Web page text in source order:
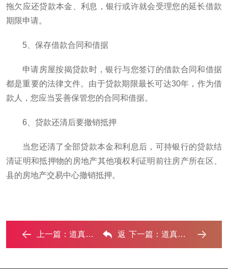
拖欠应还贷款本金、利息，银行或许就会受理您的延长借款
期限申请。
5、保存借款合同和借据
申请房屋按揭贷款时，银行与您签订的借款合同和借据
都是重要的法律文件。由于贷款期限最长可达30年，作为借
款人，您应当妥善保管您的合同和借据。
6、贷款还清后要撤销抵押
当您还清了全部贷款本金和利息后，可持银行的贷款结
清证明和抵押物的房地产其他项权利证明前往房产所在区、
县的房地产交易中心撤销抵押。
上一篇： 道真公积金贷款能贷多少,公积金贷款额度及利率是多少 ...‌ 返 下一篇：道真房产抵押贷款还不起银行怎么处理? ...‌